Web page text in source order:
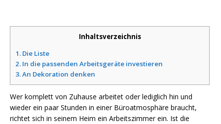
Inhaltsverzeichnis
1. Die Liste
2. In die passenden Arbeitsgeräte investieren
3.An Dekoration denken
Wer komplett von Zuhause arbeitet oder lediglich hin und
wieder ein paar Stunden in einer Büroatmosphäre braucht,
richtet sich in seinem Heim ein Arbeitszimmer ein. Ist die